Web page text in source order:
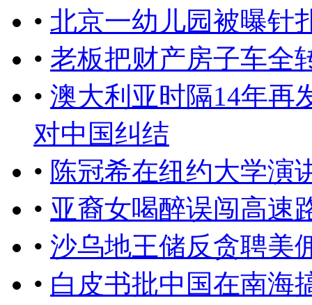
• 北京一幼儿园被曝针
• 老板把财产房子车全
• 澳大利亚时隔14年再
对中国纠结
• 陈冠希在纽约大学演
• 亚裔女喝醉误闯高速
• 沙乌地王储反贪聘美
• 白皮书批中国在南海